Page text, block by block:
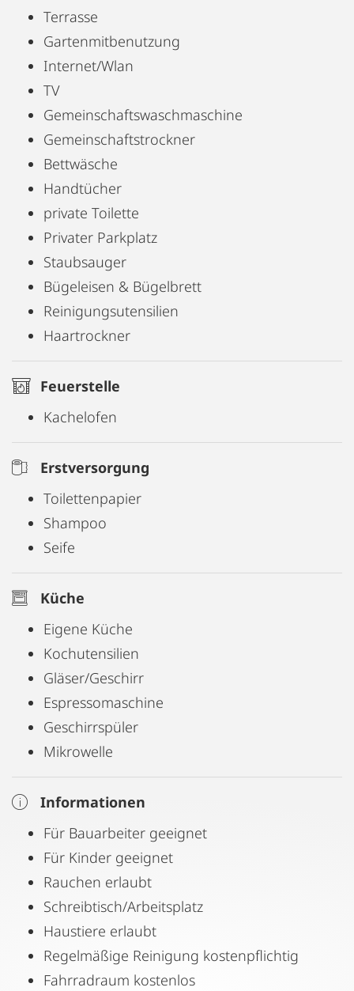
Terrasse
Gartenmitbenutzung
Internet/Wlan
TV
Gemeinschaftswaschmaschine
Gemeinschaftstrockner
Bettwäsche
Handtücher
private Toilette
Privater Parkplatz
Staubsauger
Bügeleisen & Bügelbrett
Reinigungsutensilien
Haartrockner
Feuerstelle
Kachelofen
Erstversorgung
Toilettenpapier
Shampoo
Seife
Küche
Eigene Küche
Kochutensilien
Gläser/Geschirr
Espressomaschine
Geschirrspüler
Mikrowelle
Informationen
Für Bauarbeiter geeignet
Für Kinder geeignet
Rauchen erlaubt
Schreibtisch/Arbeitsplatz
Haustiere erlaubt
Regelmäßige Reinigung kostenpflichtig
Fahrradraum kostenlos